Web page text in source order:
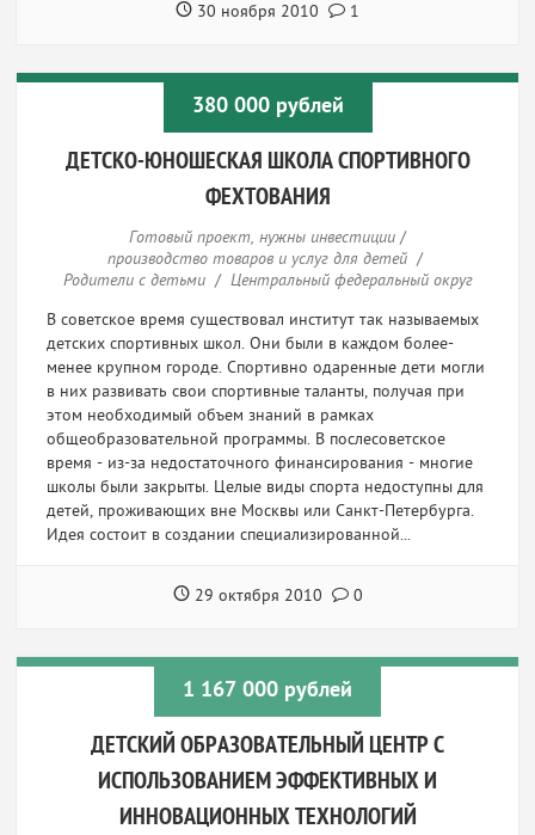
30 ноября 2010 1
380 000 рублей
ДЕТСКО-ЮНОШЕСКАЯ ШКОЛА СПОРТИВНОГО
ФЕХТОВАНИЯ
Готовый проект, нужны инвестиции/
производство товаров и услуг для детей /
Родители с детьми/ Центральный федеральный округ
В советское время существовал институт так называемых
детских спортивных школ. Они были в каждом более-
менее крупном городе. Спортивно одаренные дети могли
в них развивать свои спортивные таланты, получая при
этом необходимый объем знаний в рамках
общеобразовательной программы. В послесоветское
время - из-за недостаточного финансирования - многие
школы были закрыты. Целые виды спорта недоступны для
детей, проживающих вне Москвы или Санкт-Петербурга.
Идея состоит в создании специализированной...
29 октября 2010 0
1 167 000 рублей
ДЕТСКИЙ ОБРАЗОВАТЕЛЬНЫЙ ЦЕНТР С
ИСПОЛЬЗОВАНИЕМ ЭФФЕКТИВНЫХ И
ИННОВАЦИОННЫХ ТЕХНОЛОГИЙ